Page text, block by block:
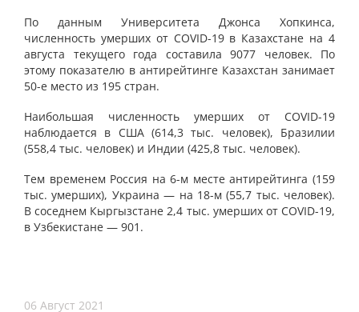
По данным Университета Джонса Хопкинса,
численность умерших от COVID-19 в Казахстане на 4
августа текущего года составила 9077 человек. По
этому показателю в антирейтинге Казахстан занимает
50-е место из 195 стран.
Наибольшая численность умерших от COVID-19
наблюдается в США (614,3 тыс. человек), Бразилии
(558,4 тыс. человек) и Индии (425,8 тыс. человек).
Тем временем Россия на 6-м месте антирейтинга (159
тыс. умерших), Украина — на 18-м (55,7 тыс. человек).
В соседнем Кыргызстане 2,4 тыс. умерших от COVID-19,
в Узбекистане — 901.
06 Август 2021